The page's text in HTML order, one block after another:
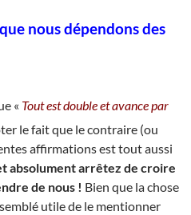
nous dépendons des
« Tout est double et avance par
le fait que le contraire (ou
affirmations est tout aussi
absolument arrêtez de croire
de nous ! Bien que la chose
utile de le mentionner